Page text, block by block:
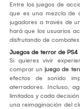
Entre los juegos de
que es una mezcla de
jugadores a través de
hará que los usuarios
disfrutando de
Juegos de terror de PS4
Si quieres vivir
comprar un juego de
efectos de sonido
aterradores. Incluso,
limitados y cada
una reimaginación del